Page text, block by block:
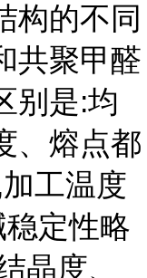
构的不同
共聚甲醛
别是:均
、熔点都
工温度
定性略
晶度、